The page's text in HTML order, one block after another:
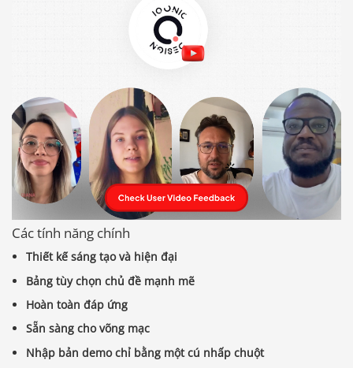
Các tính năng chính
Thiết kế sáng tạo và hiện đại
Bảng tùy chọn chủ đề mạnh mẽ
Hoàn toàn đáp ứng
Sẵn sàng cho võng mạc
Nhập bản demo chỉ bằng một cú nhấp chuột